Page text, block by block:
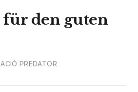
für den guten
PREDATOR